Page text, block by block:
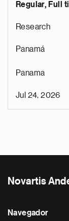
Regular, Full
Research
Panamá
Panama
Jul 24, 2026
Novartis
Navegador